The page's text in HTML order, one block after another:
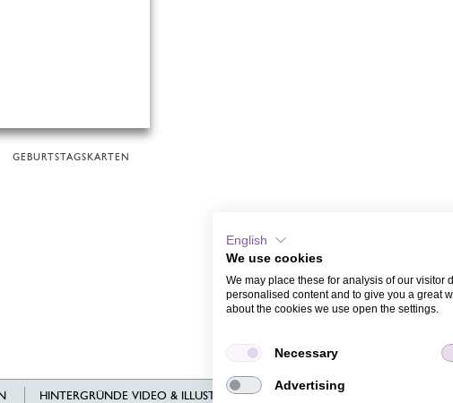
GEBURTSTAGSKARTEN
HINTERGRÜNDE VIDEO & ILLUSTRATIONEN
English
We use cookies
We may place these for analysis of our visitor
personalised content and to give you a great
about the cookies we use open the settings.
Necessary
Advertising